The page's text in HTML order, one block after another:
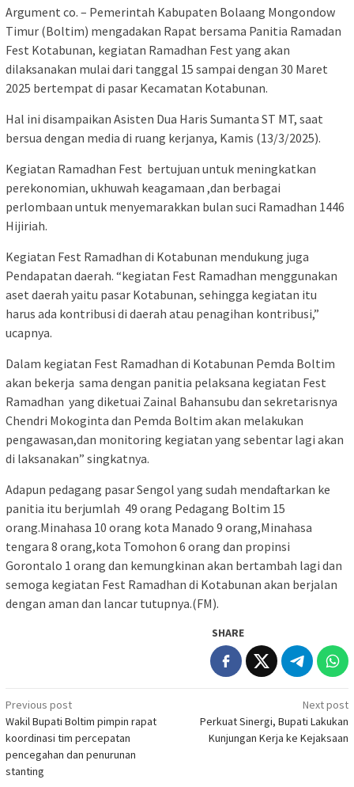
Argument co. – Pemerintah Kabupaten Bolaang Mongondow
Timur (Boltim) mengadakan Rapat bersama Panitia Ramadan
Fest Kotabunan, kegiatan Ramadhan Fest yang akan
dilaksanakan mulai dari tanggal 15 sampai dengan 30 Maret
2025 bertempat di pasar Kecamatan Kotabunan.
Hal ini disampaikan Asisten Dua Haris Sumanta ST MT, saat
bersua dengan media di ruang kerjanya, Kamis (13/3/2025).
Kegiatan Ramadhan Fest bertujuan untuk meningkatkan
perekonomian, ukhuwah keagamaan ,dan berbagai
perlombaan untuk menyemarakkan bulan suci Ramadhan 1446
Hijiriah.
Kegiatan Fest Ramadhan di Kotabunan mendukung juga
Pendapatan daerah. “kegiatan Fest Ramadhan menggunakan
aset daerah yaitu pasar Kotabunan, sehingga kegiatan itu
harus ada kontribusi di daerah atau penagihan kontribusi,”
ucapnya.
Dalam kegiatan Fest Ramadhan di Kotabunan Pemda Boltim
akan bekerja sama dengan panitia pelaksana kegiatan Fest
Ramadhan yang diketuai Zainal Bahansubu dan sekretarisnya
Chendri Mokoginta dan Pemda Boltim akan melakukan
pengawasan,dan monitoring kegiatan yang sebentar lagi akan
di laksanakan” singkatnya.
Adapun pedagang pasar Sengol yang sudah mendaftarkan ke
panitia itu berjumlah 49 orang Pedagang Boltim 15
orang.Minahasa 10 orang kota Manado 9 orang,Minahasa
tengara 8 orang,kota Tomohon 6 orang dan propinsi
Gorontalo 1 orang dan kemungkinan akan bertambah lagi dan
semoga kegiatan Fest Ramadhan di Kotabunan akan berjalan
dengan aman dan lancar tutupnya.(FM).
SHARE
Post
navigation
Previous post
Wakil Bupati Boltim pimpin rapat
koordinasi tim percepatan
pencegahan dan penurunan
stanting
Next post
Perkuat Sinergi, Bupati Lakukan
Kunjungan Kerja ke Kejaksaan